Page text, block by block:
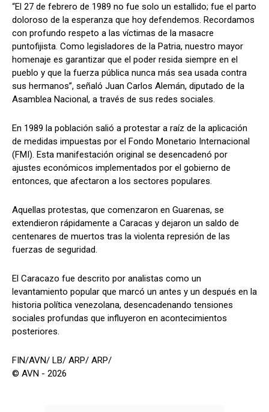
“El 27 de febrero de 1989 no fue solo un estallido; fue el parto
doloroso de la esperanza que hoy defendemos. Recordamos
con profundo respeto a las víctimas de la masacre
puntofijista. Como legisladores de la Patria, nuestro mayor
homenaje es garantizar que el poder resida siempre en el
pueblo y que la fuerza pública nunca más sea usada contra
sus hermanos”, señaló Juan Carlos Alemán, diputado de la
Asamblea Nacional, a través de sus redes sociales.
En 1989 la población salió a protestar a raíz de la aplicación
de medidas impuestas por el Fondo Monetario Internacional
(FMI). Esta manifestación original se desencadenó por
ajustes económicos implementados por el gobierno de
entonces, que afectaron a los sectores populares.
Aquellas protestas, que comenzaron en Guarenas, se
extendieron rápidamente a Caracas y dejaron un saldo de
centenares de muertos tras la violenta represión de las
fuerzas de seguridad.
El Caracazo fue descrito por analistas como un
levantamiento popular que marcó un antes y un después en la
historia política venezolana, desencadenando tensiones
sociales profundas que influyeron en acontecimientos
posteriores.
FIN/AVN/ LB/ ARP/ ARP/
© AVN - 2026